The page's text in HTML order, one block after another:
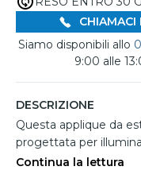
CHIAMACI
Siamo disponibili allo
9:00 alle
DESCRIZIONE
Questa applique da
progettata per
senza necessità di
Continua la lettura